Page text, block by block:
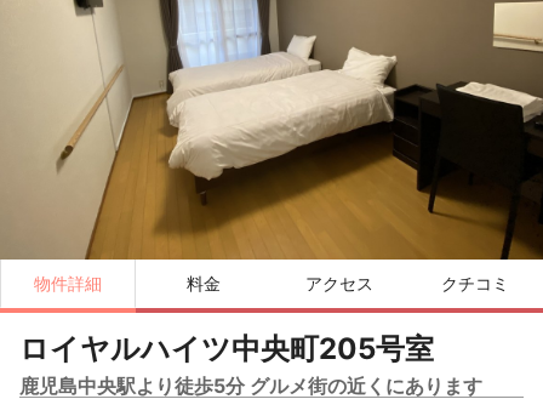
物件詳細 料金 アクセス クチコミ
ロイヤルハイツ中央町205号室
鹿児島中央駅より徒歩5分 グルメ街の近くにあります